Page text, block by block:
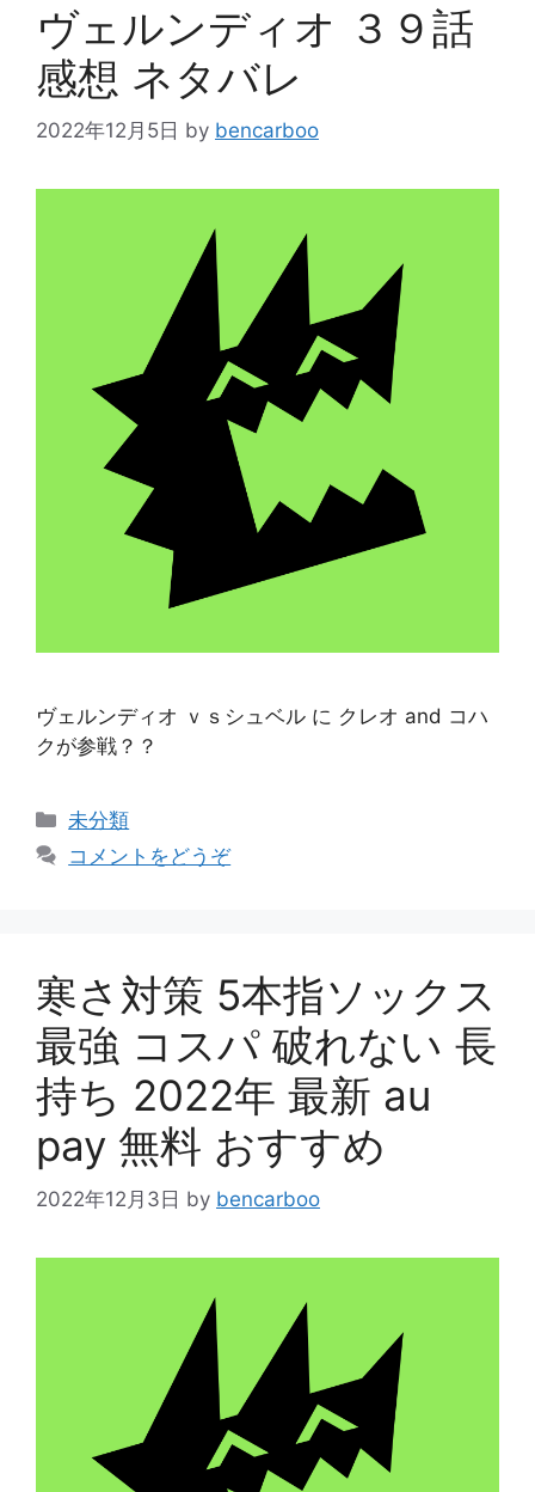
ヴェルンディオ ３９話
感想 ネタバレ
2022年12月5日 by bencarboo
ヴェルンディオ ｖｓシュベル に クレオ and コハ
クが参戦？？
カ
テ
未分類
コメントをどうぞ
寒さ対策 5本指ソックス
最強 コスパ 破れない 長
持ち 2022年 最新 au
pay 無料 おすすめ
2022年12月3日 by bencarboo